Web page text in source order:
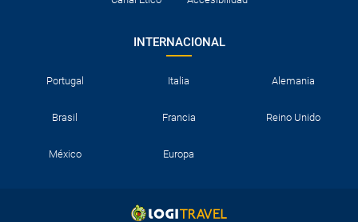
INTERNACIONAL
Portugal Italia Alemania
Brasil Francia Reino Unido
México Europa